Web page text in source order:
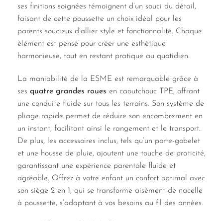
ses finitions soignées témoignent d’un souci du détail,
faisant de cette poussette un choix idéal pour les
parents soucieux d’allier style et fonctionnalité. Chaque
élément est pensé pour créer une esthétique
harmonieuse, tout en restant pratique au quotidien.
La maniabilité de la ESME est remarquable grâce à
ses quatre grandes roues en caoutchouc TPE, offrant
une conduite fluide sur tous les terrains. Son système de
pliage rapide permet de réduire son encombrement en
un instant, facilitant ainsi le rangement et le transport.
De plus, les accessoires inclus, tels qu’un porte-gobelet
et une housse de pluie, ajoutent une touche de praticité,
garantissant une expérience parentale fluide et
agréable. Offrez à votre enfant un confort optimal avec
son siège 2 en 1, qui se transforme aisément de nacelle
à poussette, s’adaptant à vos besoins au fil des années.